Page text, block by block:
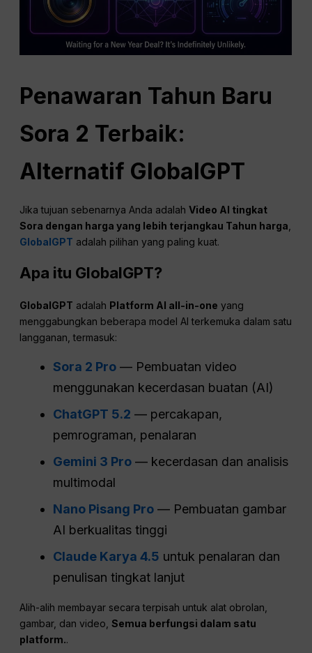
Penawaran Tahun Baru
Sora 2 Terbaik:
Alternatif GlobalGPT
Jika tujuan sebenarnya Anda adalahVideo AI tingkat
Sora dengan harga yang lebih terjangkau Tahun harga,
GlobalGPT adalah pilihan yang paling kuat.
Apa itu GlobalGPT?
GlobalGPT adalah Platform AI all-in-one yang
menggabungkan beberapa model AI terkemuka dalam satu
langganan, termasuk:
Sora 2 Pro — Pembuatan video
menggunakan kecerdasan buatan (AI)
ChatGPT 5.2 — percakapan,
pemrograman, penalaran
Gemini 3 Pro — kecerdasan dan analisis
multimodal
Nano Pisang Pro — Pembuatan gambar
AI berkualitas tinggi
Claude Karya 4.5 untuk penalaran dan
penulisan tingkat lanjut
Alih-alih membayar secara terpisah untuk alat obrolan,
gambar, dan video,Semua berfungsi dalam satu
platform..